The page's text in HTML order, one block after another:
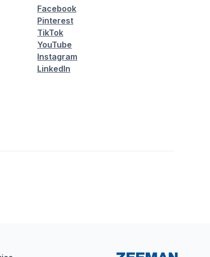
Facebook
Pinterest
TikTok
YouTube
Instagram
LinkedIn